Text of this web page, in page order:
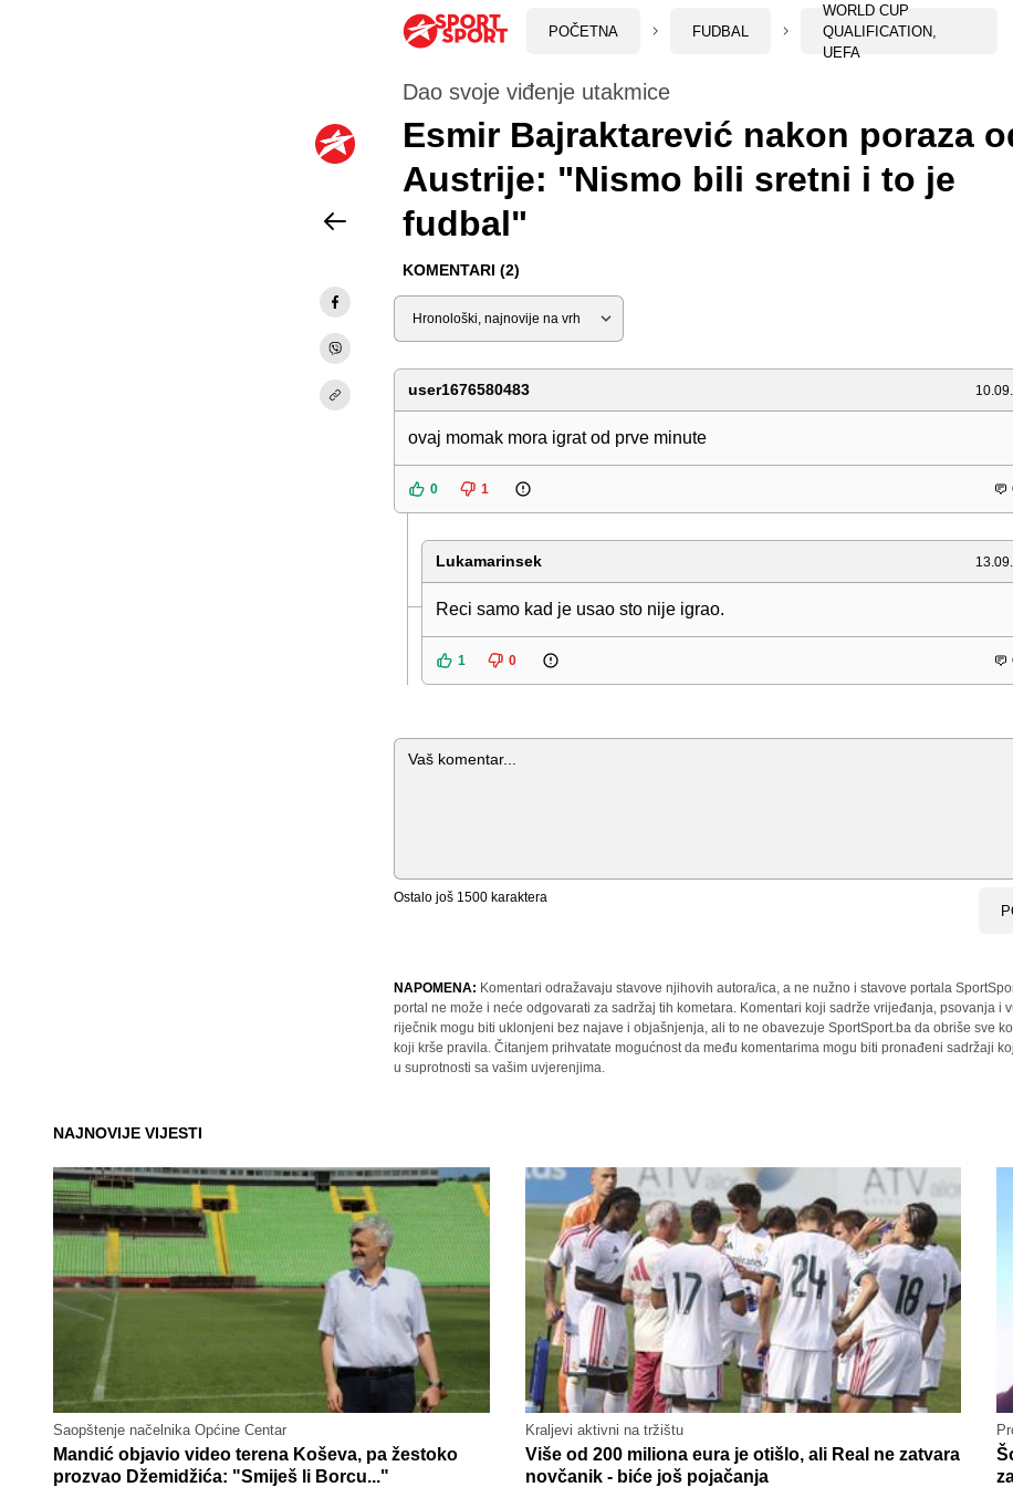
POČETNA FUDBAL
WORLD CUP
QUALIFICATION,
UEFA
Dao svoje viđenje utakmice
Esmir Bajraktarević nakon poraza
Austrije: "Nismo bili sretni i to je
fudbal"
KOMENTARI (2)
Sortiraj
user1676580483
ovaj momak mora igrat od prve minute
0 1
Lukamarinsek
Reci samo kad je usao sto nije igrao.
1 0
Komentar
Ostalo još 1500 karaktera
NAPOMENA: Komentari odražavaju stavove njihovih autora/ica, a ne nužno i stavove portala
portal ne može i neće odgovarati za sadržaj tih kometara. Komentari koji sadrže vrijeđanja, psovanja i
riječnik mogu biti uklonjeni bez najave i objašnjenja, ali to ne obavezuje SportSport.ba da obriše sve
koji krše pravila. Čitanjem prihvatate mogućnost da među komentarima mogu biti pronađeni sadržaji
u suprotnosti sa vašim uvjerenjima.
NAJNOVIJE VIJESTI
Saopštenje načelnika Općine Centar
Mandić objavio video terena Koševa, pa žestoko
prozvao Džemidžića: "Smiješ li Borcu..."
Kraljevi aktivni na tržištu
Više od 200 miliona eura je otišlo, ali Real ne zatvara
novčanik - biće još pojačanja